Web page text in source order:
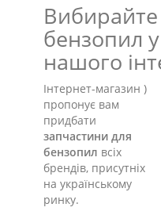
бензопил у
нашого
Інтернет-магазин )
пропонує вам
придбати
запчастини для
бензопил всіх
брендів, присутніх
на українському
ринку.